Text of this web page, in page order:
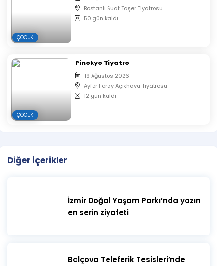
ÇOCUK
Bostanlı Suat Taşer Tiyatrosu
50 gün kaldı
ÇOCUK
Pinokyo Tiyatro
19 Ağustos 2026
Ayfer Feray Açıkhava Tiyatrosu
12 gün kaldı
Diğer İçerikler
İzmir Doğal Yaşam Parkı’nda yazın
en serin ziyafeti
​Balçova Teleferik Tesisleri’nde